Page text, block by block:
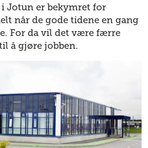
Jotun er bekymret for
når de gode tidene en gang
For da vil det være færre
å gjøre jobben.